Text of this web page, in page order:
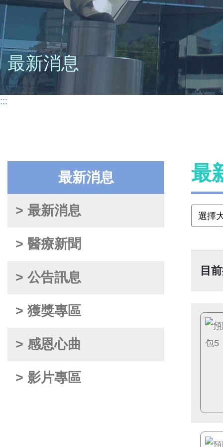
最新消息
:::
最新消息
> 最新消息
> 醫療新聞
> 公告訊息
> 獲獎專區
> 感恩心曲
> 影片專區
最
目